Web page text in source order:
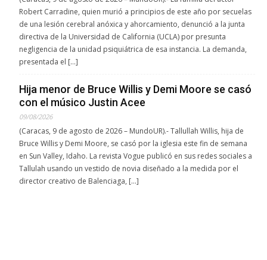
Robert Carradine, quien murió a principios de este año por secuelas
de una lesión cerebral anóxica y ahorcamiento, denunció a la junta
directiva de la Universidad de California (UCLA) por presunta
negligencia de la unidad psiquiátrica de esa instancia. La demanda,
presentada el […]
Hija menor de Bruce Willis y Demi Moore se casó
con el músico Justin Acee
09/08/2026
(Caracas, 9 de agosto de 2026 – MundoUR).- Tallullah Willis, hija de
Bruce Willis y Demi Moore, se casó por la iglesia este fin de semana
en Sun Valley, Idaho. La revista Vogue publicó en sus redes sociales a
Tallulah usando un vestido de novia diseñado a la medida por el
director creativo de Balenciaga, […]